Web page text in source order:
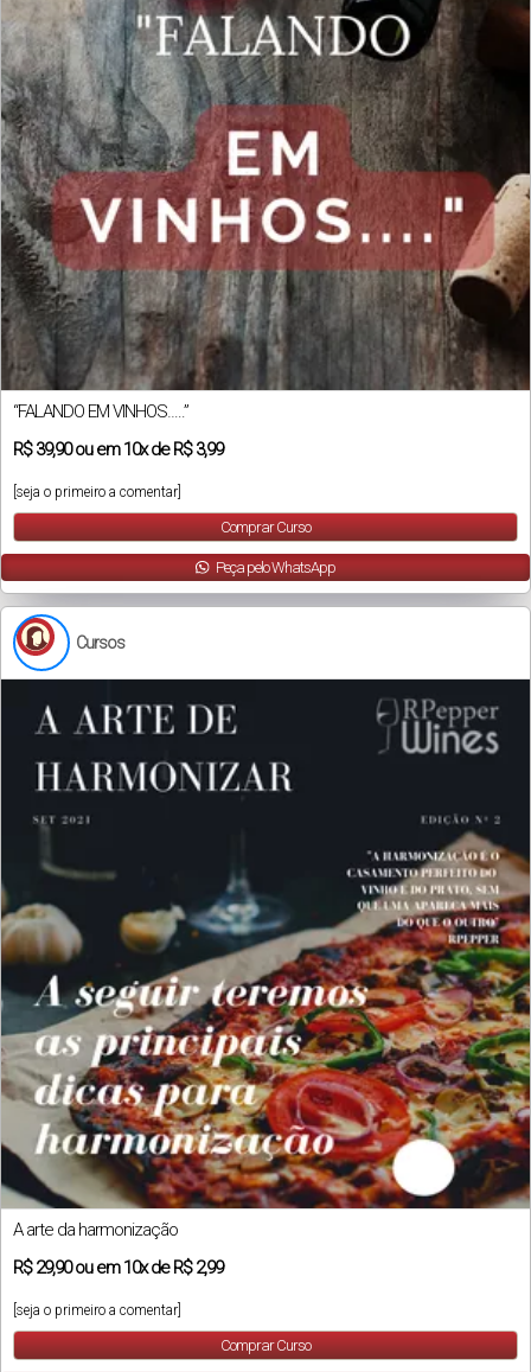
“FALANDO EM VINHOS…..”
R$39,90ou em10xdeR$ 3,99
[seja o primeiro a comentar]
Comprar Curso
Peça pelo WhatsApp
Cursos
A arte da harmonização
R$29,90ou em10xdeR$ 2,99
[seja o primeiro a comentar]
Comprar Curso